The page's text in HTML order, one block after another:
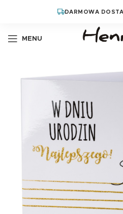
DARMOWA
MENU